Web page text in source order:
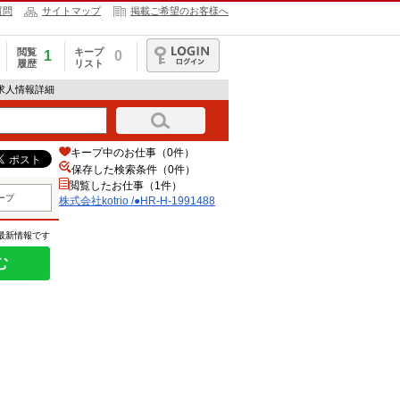
問 サイトマップ 掲載ご希望のお客様へ
閲覧
履歴
1
キープ
リスト
0
ログイン
人情報詳細
プ
新情報です
キープ中のお仕事（0件）
保存した検索条件（0件）
閲覧したお仕事（1件）
株式会社kotrio /●HR-H-1991488